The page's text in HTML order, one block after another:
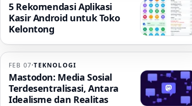
5 Rekomendasi Aplikasi
Kasir Android untuk Toko
Kelontong
FEB 07·TEKNOLOGI
Mastodon: Media Sosial
Terdesentralisasi, Antara
Idealisme dan Realitas